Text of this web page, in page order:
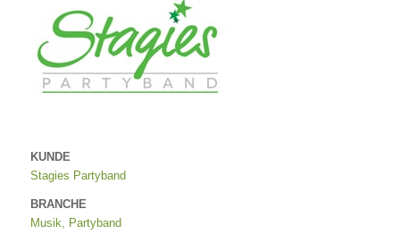
KUNDE
Stagies Partyband
BRANCHE
Musik, Partyband